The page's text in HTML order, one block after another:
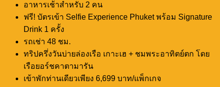
อาหารเช้าสำหรับ 2 คน
ฟรี! บัตรเข้า Selfie Experience Phuket พร้อม Signature
Drink 1 ครั้ง
รถเช่า 48 ชม.
ทริปครึ่งวันบ่ายล่องเรือ เกาะเฮ + ชมพระอาทิตย์ตก โดย
เรือยอร์ชคาตามารัน
เข้าพักท่านเดียวเพียง 6,699 บาท/แพ็กเกจ